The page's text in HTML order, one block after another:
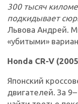
300 тысяч
подкидывает
Львова Андрей.
«убитыми»
Honda CR-V
Японский
двигателей. За